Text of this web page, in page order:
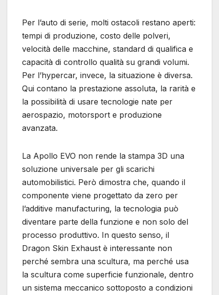
Per l’auto di serie, molti ostacoli restano aperti:
tempi di produzione, costo delle polveri,
velocità delle macchine, standard di qualifica e
capacità di controllo qualità su grandi volumi.
Per l’hypercar, invece, la situazione è diversa.
Qui contano la prestazione assoluta, la rarità e
la possibilità di usare tecnologie nate per
aerospazio, motorsport e produzione
avanzata.
La Apollo EVO non rende la stampa 3D una
soluzione universale per gli scarichi
automobilistici. Però dimostra che, quando il
componente viene progettato da zero per
l’additive manufacturing, la tecnologia può
diventare parte della funzione e non solo del
processo produttivo. In questo senso, il
Dragon Skin Exhaust è interessante non
perché sembra una scultura, ma perché usa
la scultura come superficie funzionale, dentro
un sistema meccanico sottoposto a condizioni